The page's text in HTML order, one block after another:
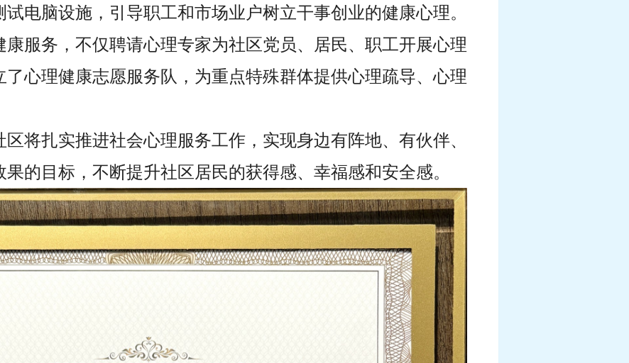
电脑设施，引导职工和市场业户树立干事创业的健康心理。
康服务，不仅聘请心理专家为社区党员、居民、职工开展心理
心理健康志愿服务队，为重点特殊群体提供心理疏导、心理
将扎实推进社会心理服务工作，实现身边有阵地、有伙伴、
的目标，不断提升社区居民的获得感、幸福感和安全感。